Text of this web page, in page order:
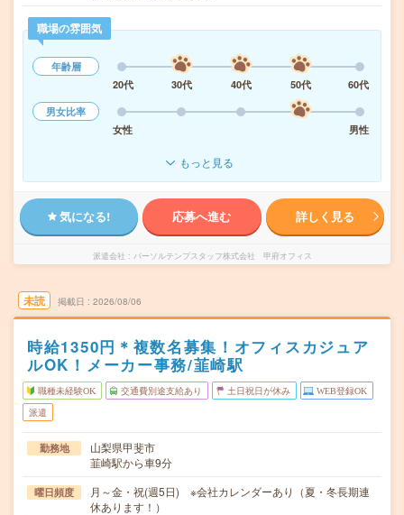
職場の雰囲気
年齢層
20代
30代 40代 50代
60代
男女比率
女性
男性
もっと見る
気になる! 応募へ進む 詳しく見る
派遣会社 パーソルテンプスタッフ株式会社 甲府オフィス
未読 掲載日 2026/08/06
時給1350円＊複数名募集！オフィスカジュア
ルOK！メーカー事務/韮崎駅
職種未経験OK 交通費別途支給あり 土日祝日が休み WEB登録OK
派遣
勤務地
山梨県甲斐市
韮崎駅から車9分
曜日頻度
月～金・祝(週5日) ※会社カレンダーあり（夏・冬長期連
休あります！）